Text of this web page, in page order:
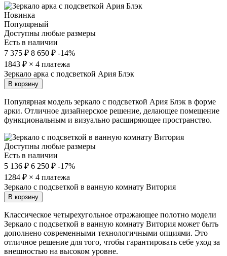
Новинка
Популярный
Доступны любые размеры
Есть в наличии
7 375 ₽ 8 650 ₽ -14%
1843 ₽ × 4 платежа
Зеркало арка с подсветкой Ария Блэк
В корзину
Популярная модель зеркало с подсветкой Ария Блэк в форме
арки. Отличное дизайнерское решение, делающее помещение
функциональным и визуально расширяющее пространство.
Доступны любые размеры
Есть в наличии
5 136 ₽ 6 250 ₽ -17%
1284 ₽ × 4 платежа
Зеркало с подсветкой в ванную комнату Витория
В корзину
Классическое четырехугольное отражающее полотно модели
Зеркало с подсветкой в ванную комнату Витория может быть
дополнено современными технологичными опциями. Это
отличное решение для того, чтобы гарантировать себе уход за
внешностью на высоком уровне.